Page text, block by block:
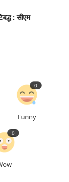
: सीएम
Funny
0
0